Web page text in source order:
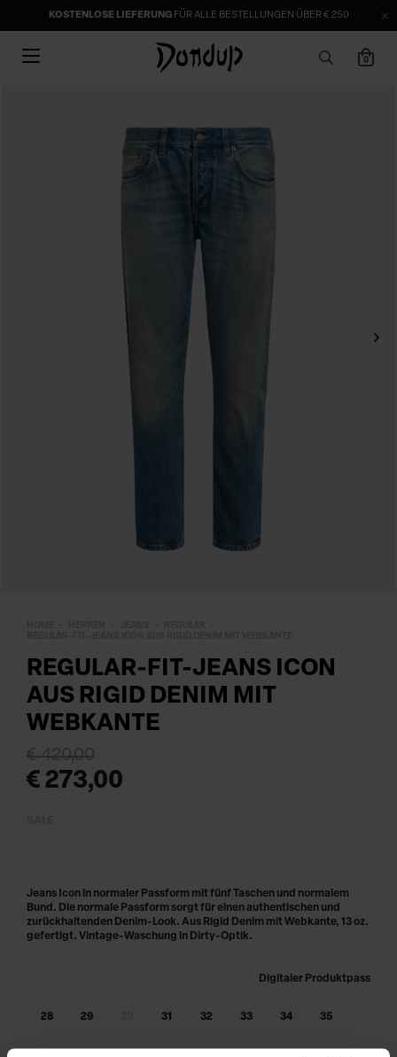
KOSTENLOSE LIEFERUNGFÜR ALLE BESTELLUNGEN ÜBER € 250
0
REGULAR-FIT-JEANS ICON
AUS RIGID DENIM MIT
WEBKANTE
€ 273,00
€ 420,00
Digitaler Produktpass
28 29 31 32 33 34 35
Jeans Icon in normaler Passform mit fünf Taschen und normalem
Bund. Die normale Passform sorgt für einen authentischen und
zurückhaltenden Denim-Look. Aus Rigid Denim mit Webkante, 13 oz.
gefertigt. Vintage-Waschung in Dirty-Optik.